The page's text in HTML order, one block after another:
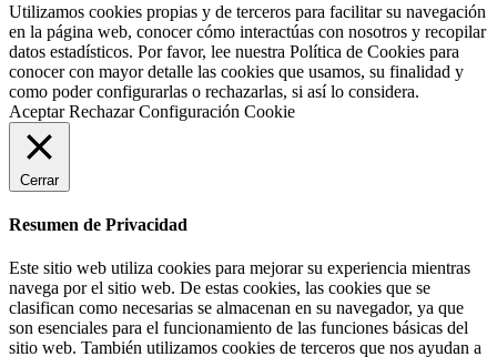
Utilizamos cookies propias y de terceros para facilitar su navegación
en la página web, conocer cómo interactúas con nosotros y recopilar
datos estadísticos. Por favor, lee nuestra Política de Cookies para
conocer con mayor detalle las cookies que usamos, su finalidad y
como poder configurarlas o rechazarlas, si así lo considera.
Aceptar Rechazar Configuración Cookie
Cerrar
Resumen de Privacidad
Este sitio web utiliza cookies para mejorar su experiencia mientras
navega por el sitio web. De estas cookies, las cookies que se
clasifican como necesarias se almacenan en su navegador, ya que
son esenciales para el funcionamiento de las funciones básicas del
sitio web. También utilizamos cookies de terceros que nos ayudan a